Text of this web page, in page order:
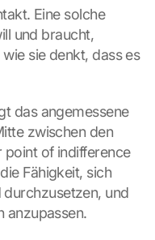
Eine solche
und braucht,
sie denkt, dass es
das angemessene
zwischen den
point of indifference
Fähigkeit, sich
und
anzupassen.